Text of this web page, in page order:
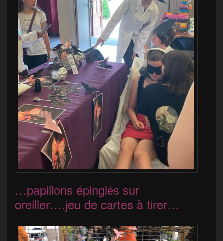
…papillons épinglés sur
oreiller….jeu de cartes à tirer…